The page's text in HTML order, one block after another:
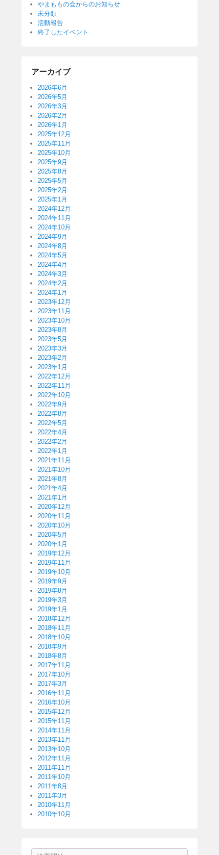
やまももの会からのお知らせ
未分類
活動報告
終了したイベント
アーカイブ
2026年6月
2026年5月
2026年3月
2026年2月
2026年1月
2025年12月
2025年11月
2025年10月
2025年9月
2025年8月
2025年5月
2025年2月
2025年1月
2024年12月
2024年11月
2024年10月
2024年9月
2024年8月
2024年5月
2024年4月
2024年3月
2024年2月
2024年1月
2023年12月
2023年11月
2023年10月
2023年8月
2023年5月
2023年3月
2023年2月
2023年1月
2022年12月
2022年11月
2022年10月
2022年9月
2022年8月
2022年5月
2022年4月
2022年2月
2022年1月
2021年11月
2021年10月
2021年8月
2021年4月
2021年1月
2020年12月
2020年11月
2020年10月
2020年5月
2020年1月
2019年12月
2019年11月
2019年10月
2019年9月
2019年8月
2019年3月
2019年1月
2018年12月
2018年11月
2018年10月
2018年9月
2018年8月
2017年11月
2017年10月
2017年3月
2016年11月
2016年10月
2015年12月
2015年11月
2014年11月
2013年11月
2013年10月
2012年11月
2011年11月
2011年10月
2011年8月
2011年3月
2010年11月
2010年10月